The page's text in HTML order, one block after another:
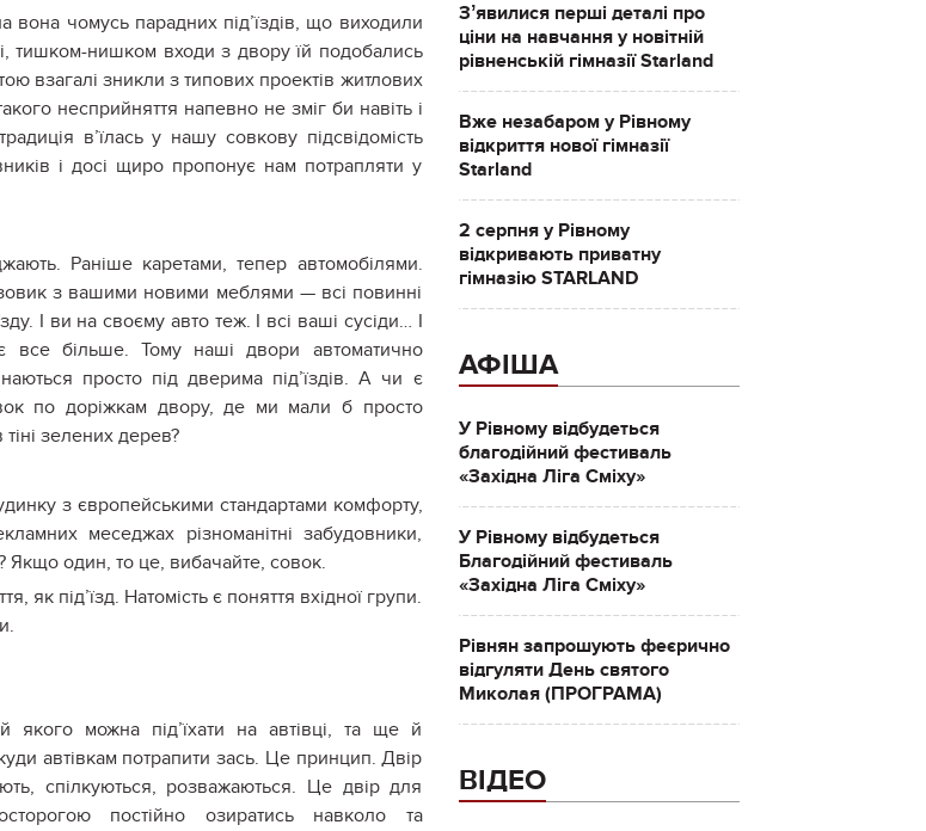
чомусь парадних під’їздів, що виходили
тишком-нишком входи з двору їй подобались
взагалі зникли з типових проектів житлових
несприйняття напевно не зміг би навіть і
в’їлась у нашу совкову підсвідомість
і досі щиро пропонує нам потрапляти у
Раніше каретами, тепер автомобілями.
з вашими новими меблями — всі повинні
І ви на своєму авто теж. І всі ваші сусіди… І
все більше. Тому наші двори автоматично
просто під дверима під’їздів. А чи є
по доріжкам двору, де ми мали б просто
зелених дерев?
з європейськими стандартами комфорту,
меседжах різноманітні забудовники,
Якщо один, то це, вибачайте, совок.
як під’їзд. Натомість є поняття вхідної групи.
можна під’їхати на автівці, та ще й
автівкам потрапити зась. Це принцип. Двір
спілкуються, розважаються. Це двір для
постійно озиратись навколо та
Зʼявилися перші деталі про
ціни на навчання у новітній
рівненській гімназії Starland
Вже незабаром у Рівному
відкриття нової гімназії
Starland
2 серпня у Рівному
відкривають приватну
гімназію STARLAND
АФІША
У Рівному відбудеться
благодійний фестиваль
«Західна Ліга Сміху»
У Рівному відбудеться
Благодійний фестиваль
«Західна Ліга Сміху»
Рівнян запрошують феєрично
відгуляти День святого
Миколая (ПРОГРАМА)
ВІДЕО